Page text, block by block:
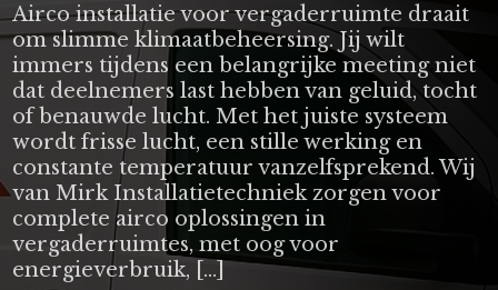
Airco installatie voor vergaderruimte draait
om slimme klimaatbeheersing. Jij wilt
immers tijdens een belangrijke meeting niet
dat deelnemers last hebben van geluid, tocht
of benauwde lucht. Met het juiste systeem
wordt frisse lucht, een stille werking en
constante temperatuur vanzelfsprekend. Wij
van Mirk Installatietechniek zorgen voor
complete airco oplossingen in
vergaderruimtes, met oog voor
energieverbruik, […]